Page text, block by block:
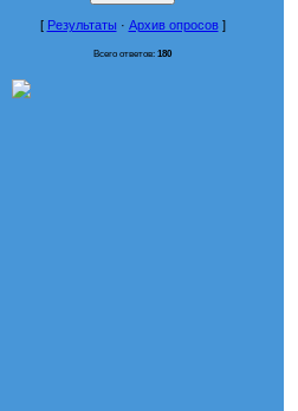
[ Результаты · Архив опросов]
Всего ответов: 180